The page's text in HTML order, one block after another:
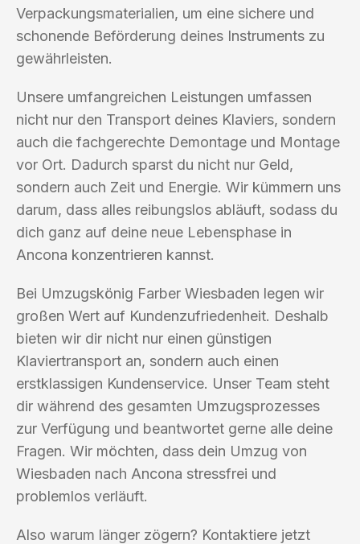
Verpackungsmaterialien, um eine sichere und
schonende Beförderung deines Instruments zu
gewährleisten.
Unsere umfangreichen Leistungen umfassen
nicht nur den Transport deines Klaviers, sondern
auch die fachgerechte Demontage und Montage
vor Ort. Dadurch sparst du nicht nur Geld,
sondern auch Zeit und Energie. Wir kümmern uns
darum, dass alles reibungslos abläuft, sodass du
dich ganz auf deine neue Lebensphase in
Ancona konzentrieren kannst.
Bei Umzugskönig Farber Wiesbaden legen wir
großen Wert auf Kundenzufriedenheit. Deshalb
bieten wir dir nicht nur einen günstigen
Klaviertransport an, sondern auch einen
erstklassigen Kundenservice. Unser Team steht
dir während des gesamten Umzugsprozesses
zur Verfügung und beantwortet gerne alle deine
Fragen. Wir möchten, dass dein Umzug von
Wiesbaden nach Ancona stressfrei und
problemlos verläuft.
Also warum länger zögern? Kontaktiere jetzt